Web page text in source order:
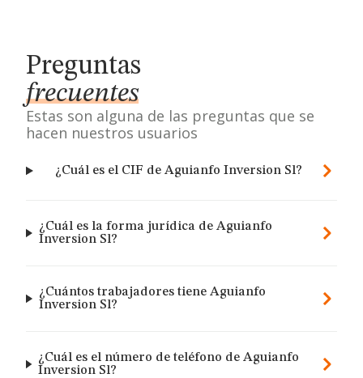
Preguntas
frecuentes
Estas son alguna de las preguntas que se
hacen nuestros usuarios
¿Cuál es el CIF de Aguianfo Inversion Sl?
¿Cuál es la forma jurídica de Aguianfo
Inversion Sl?
¿Cuántos trabajadores tiene Aguianfo
Inversion Sl?
¿Cuál es el número de teléfono de Aguianfo
Inversion Sl?